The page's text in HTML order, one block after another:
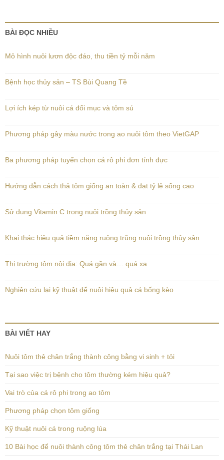
BÀI ĐỌC NHIỀU
Mô hình nuôi lươn độc đáo, thu tiền tỷ mỗi năm
Bệnh học thủy sản – TS Bùi Quang Tề
Lợi ích kép từ nuôi cá đối mục và tôm sú
Phương pháp gây màu nước trong ao nuôi tôm theo VietGAP
Ba phương pháp tuyển chọn cá rô phi đơn tính đực
Hướng dẫn cách thả tôm giống an toàn & đạt tỷ lệ sống cao
Sử dụng Vitamin C trong nuôi trồng thủy sản
Khai thác hiệu quả tiềm năng ruộng trũng nuôi trồng thủy sản
Thị trường tôm nội địa: Quá gần và… quá xa
Nghiên cứu lại kỹ thuật để nuôi hiệu quả cá bống kèo
BÀI VIẾT HAY
Nuôi tôm thẻ chân trắng thành công bằng vi sinh + tỏi
Tại sao việc trị bệnh cho tôm thường kém hiệu quả?
Vai trò của cá rô phi trong ao tôm
Phương pháp chọn tôm giống
Kỹ thuật nuôi cá trong ruộng lúa
10 Bài học để nuôi thành công tôm thẻ chân trắng tại Thái Lan